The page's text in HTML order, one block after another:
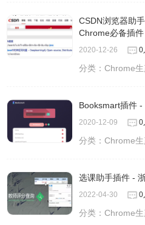
CSDN浏览器助
Chrome必备插件
2020-12-26 0
分类：Chrome
Booksmart插件 -
2020-12-09 0
分类：Chrome
选课助手插件 -
2022-04-30 0
分类：Chrome